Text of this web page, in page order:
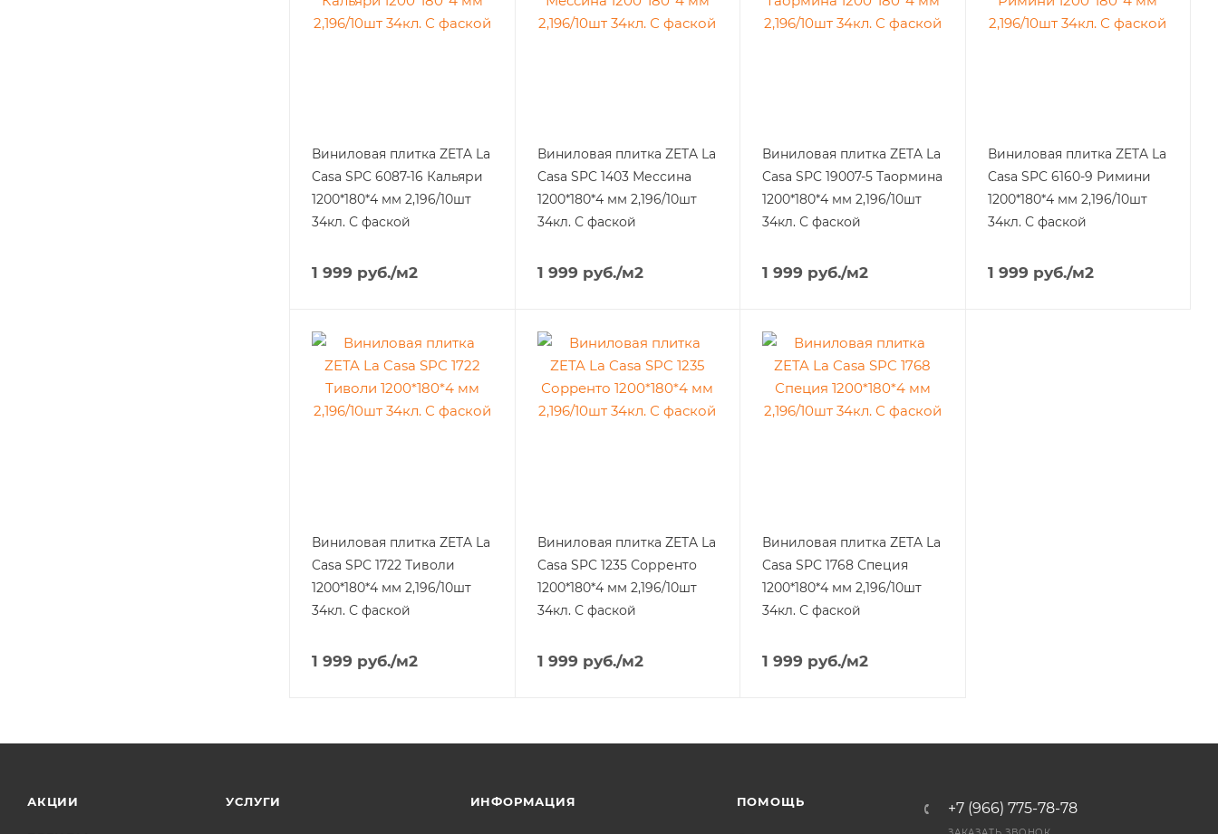
Виниловая плитка ZETA La
Casa SPC 6087-16 Кальяри
1200*180*4 мм 2,196/10шт
34кл. С фаской
1 999 руб./м2
Виниловая плитка ZETA La
Casa SPC 1403 Мессина
1200*180*4 мм 2,196/10шт
34кл. С фаской
1 999 руб./м2
Виниловая плитка ZETA La
Casa SPC 19007-5 Таормина
1200*180*4 мм 2,196/10шт
34кл. С фаской
1 999 руб./м2
Виниловая плитка ZETA La
Casa SPC 6160-9 Римини
1200*180*4 мм 2,196/10шт
34кл. С фаской
1 999 руб./м2
Виниловая плитка ZETA La
Casa SPC 1722 Тиволи
1200*180*4 мм 2,196/10шт
34кл. С фаской
1 999 руб./м2
Виниловая плитка ZETA La
Casa SPC 1235 Сорренто
1200*180*4 мм 2,196/10шт
34кл. С фаской
1 999 руб./м2
Виниловая плитка ZETA La
Casa SPC 1768 Специя
1200*180*4 мм 2,196/10шт
34кл. С фаской
1 999 руб./м2
АКЦИИ УСЛУГИ ИНФОРМАЦИЯ ПОМОЩЬ +7 (966) 775-78-78